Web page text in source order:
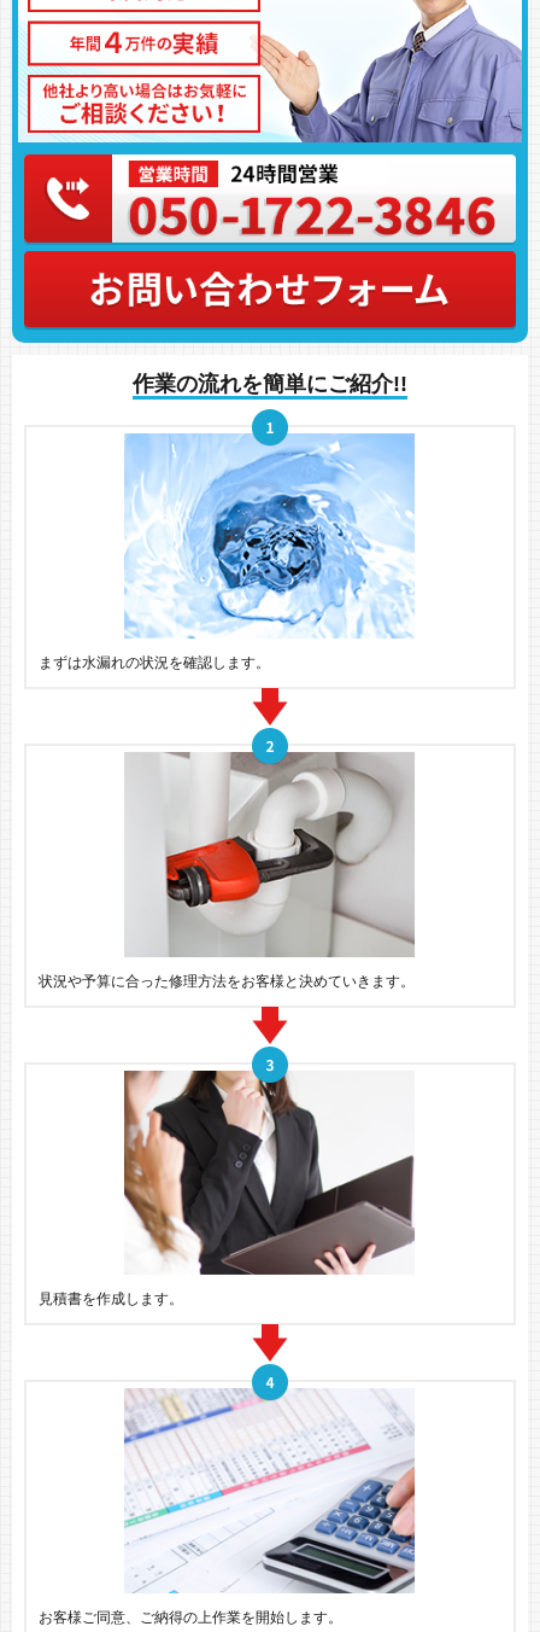
作業の流れを簡単にご紹介!!
まずは水漏れの状況を確認します。
状況や予算に合った修理方法をお客様と決めていきます。
見積書を作成します。
お客様ご同意、ご納得の上作業を開始します。